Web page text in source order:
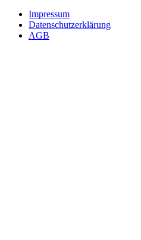
Impressum
Datenschutzerklärung
AGB